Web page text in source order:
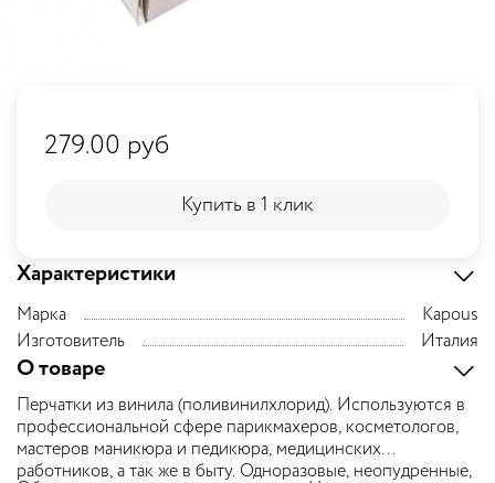
Характеристики
Марка
Kapous
Изготовитель
Италия
О товаре
Перчатки из винила (поливинилхлорид). Используются в
профессиональной сфере парикмахеров, косметологов,
мастеров маникюра и педикюра, медицинских
работников, а так же в быту. Одноразовые, неопудренные,
279.00 руб
Купить в 1 клик
Купить в 1 клик